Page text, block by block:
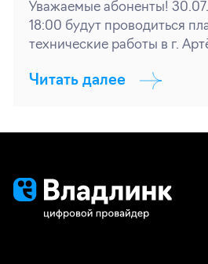
Уважаемые абоненты!
18:00 будут проводиться
технические работы в г.
Читать далее